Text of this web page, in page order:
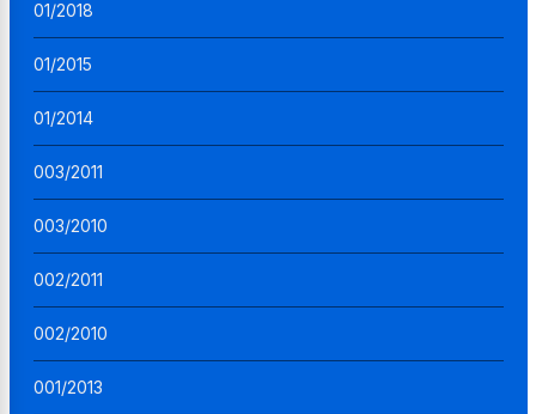
01/2018
01/2015
01/2014
003/2011
003/2010
002/2011
002/2010
001/2013